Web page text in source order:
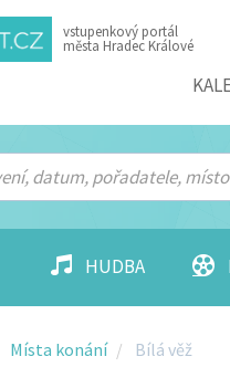
vstupenkový portál
města Hradec Králové
Menu
HUDBA
Místa konání Bílá věž